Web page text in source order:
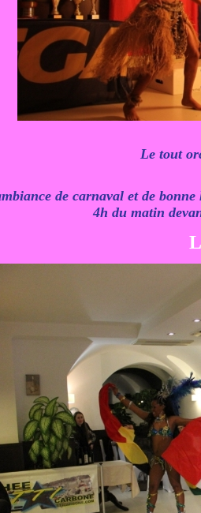
Le tout
de carnaval et de
4h du matin